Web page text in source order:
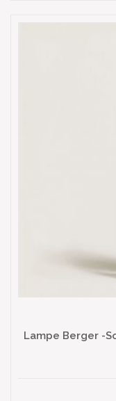
Lampe Berger -